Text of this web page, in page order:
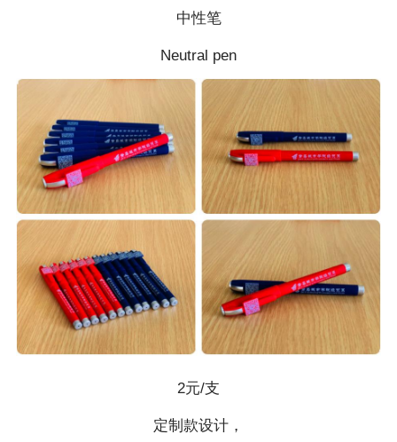
中性笔
Neutral pen
2元/支
定制款设计，